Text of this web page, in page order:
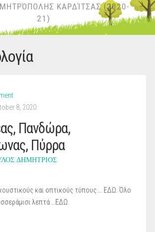
ΚΑΡΔΊΤΣΑΣ (2020-
21)
8, 2020
Πανδώρα,
Πύρρα
ΔΗΜΗΤΡΙΟΣ
και οπτικούς τύπους…. ΕΔΩ. Όλο
λεπτά …ΕΔΩ.